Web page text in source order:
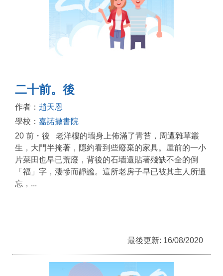
二十前。後
作者： 趙天恩
學校： 嘉諾撒書院
20 前・後 老洋樓的墻身上佈滿了青苔，周遭雜草叢
生，大門半掩著，隱約看到些廢棄的家具。屋前的一小
片菜田也早已荒廢，背後的石墻還貼著殘缺不全的倒
「福」字，淒慘而靜謐。這所老房子早已被其主人所遺
忘，...
最後更新: 16/08/2020